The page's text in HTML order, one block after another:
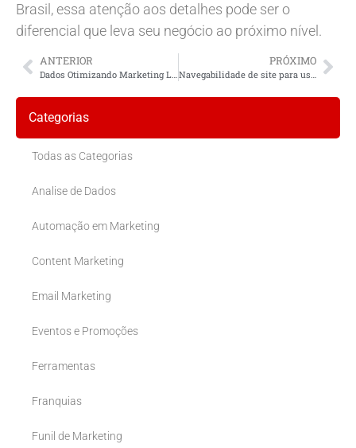
Brasil, essa atenção aos detalhes pode ser o
diferencial que leva seu negócio ao próximo nível.
ANTERIOR PRÓXIMO
Categorias
Todas as Categorias
Analise de Dados
Automação em Marketing
Content Marketing
Email Marketing
Eventos e Promoções
Ferramentas
Franquias
Funil de Marketing